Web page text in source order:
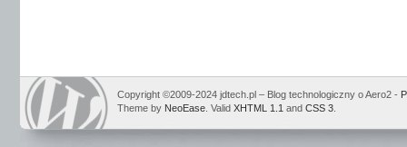
Copyright ©2009-2024 jdtech.pl – Blog technologiczny o Aero2 -
Theme by NeoEase . Valid XHTML 1.1 and CSS 3